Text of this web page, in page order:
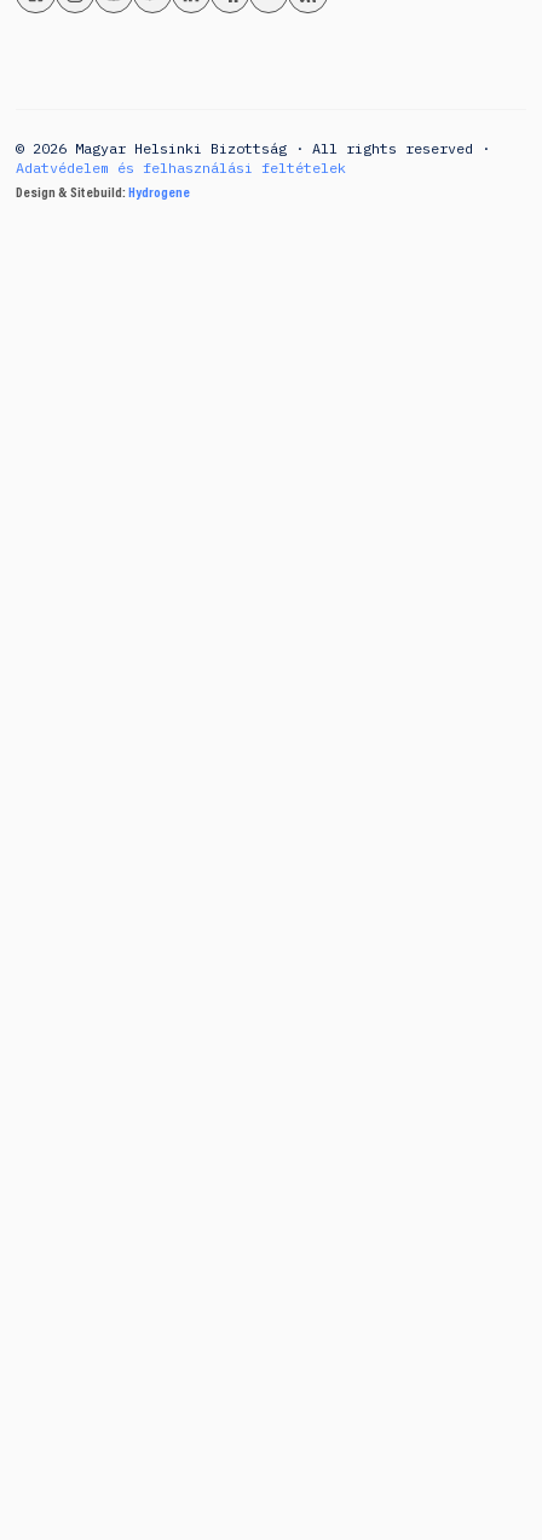
© 2026 Magyar Helsinki Bizottság · All rights reserved ·
Adatvédelem és felhasználási feltételek
Design & Sitebuild:Hydrogene